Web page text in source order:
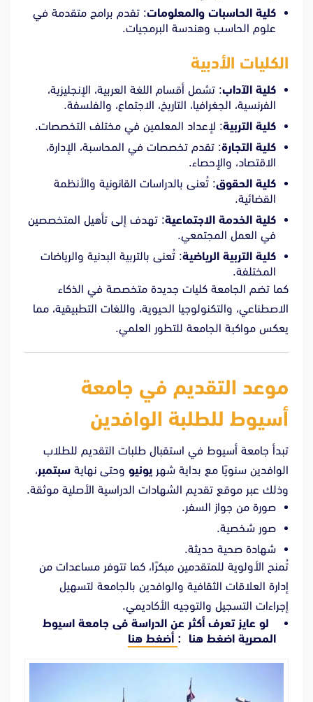
كلية الحاسبات والمعلومات: تقدم برامج متقدمة في
علوم الحاسب وهندسة البرمجيات.
الكليات الأدبية
كلية الآداب: تشمل أقسام اللغة العربية، الإنجليزية،
الفرنسية، الجغرافيا، التاريخ، الاجتماع، والفلسفة.
كلية التربية: لإعداد المعلمين في مختلف التخصصات.
كلية التجارة: تقدم تخصصات في المحاسبة، الإدارة،
الاقتصاد، والإحصاء.
كلية الحقوق: تُعنى بالدراسات القانونية والأنظمة
القضائية.
كلية الخدمة الاجتماعية: تهدف إلى تأهيل المتخصصين
في العمل المجتمعي.
كلية التربية الرياضية: تُعنى بالتربية البدنية والرياضات
المختلفة.
كما تضم الجامعة كليات جديدة متخصصة في الذكاء
الاصطناعي، والتكنولوجيا الحيوية، واللغات التطبيقية، مما
يعكس مواكبة الجامعة للتطور العلمي.
موعد التقديم في جامعة
أسيوط للطلبة الوافدين
تبدأ جامعة أسيوط في استقبال طلبات التقديم للطلاب
الوافدين سنويًا مع بداية شهر يونيو وحتى نهاية سبتمبر،
وذلك عبر موقع تقديم الشهادات الدراسية الأصلية موثقة.
صورة من جواز السفر.
صور شخصية.
شهادة صحية حديثة.
تُمنح الأولوية للمتقدمين مبكرًا، كما تتوفر مساعدات من
إدارة العلاقات الثقافية والوافدين بالجامعة لتسهيل
إجراءات التسجيل والتوجيه الأكاديمي.
لو عايز تعرف أكثر عن الدراسة فى جامعة اسيوط
المصرية اضغط هنا : أضغط هنا